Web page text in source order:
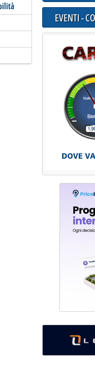
EVENTI -